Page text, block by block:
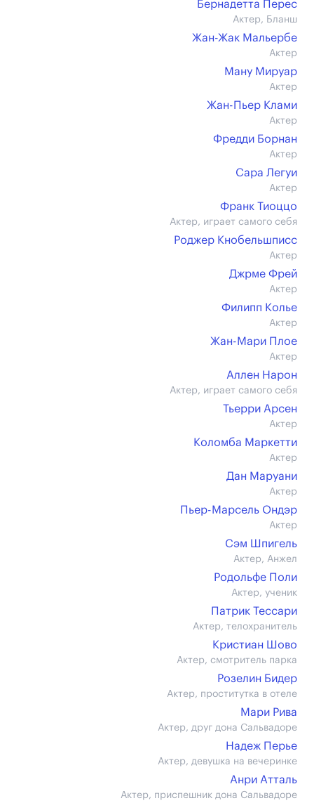
Бернадетта Перес
Актер, Бланш
Жан-Жак Мальербе
Актер
Ману Мируар
Актер
Жан-Пьер Клами
Актер
Фредди Борнан
Актер
Сара Легуи
Актер
Франк Тиоццо
Актер, играет самого себя
Роджер Кнобельшписс
Актер
Джрме Фрей
Актер
Филипп Колье
Актер
Жан-Мари Плое
Актер
Аллен Нарон
Актер, играет самого себя
Тьерри Арсен
Актер
Коломба Маркетти
Актер
Дан Маруани
Актер
Пьер-Марсель Ондэр
Актер
Сэм Шпигель
Актер, Анжел
Родольфе Поли
Актер, ученик
Патрик Тессари
Актер, телохранитель
Кристиан Шово
Актер, смотритель парка
Розелин Бидер
Актер, проститутка в отеле
Мари Рива
Актер, друг дона Сальвадоре
Надеж Перье
Актер, девушка на вечеринке
Анри Атталь
Актер, приспешник дона Сальвадоре